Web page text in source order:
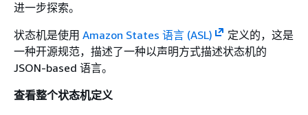
进一步探索。
状态机是使用 Amazon States 语言 (ASL)
定义的，这是
一种开源规范，描述了一种以声明方式描述状态机的
JSON-based 语言。
查看整个状态机定义